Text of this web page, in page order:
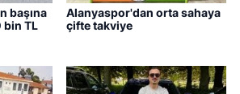
başına
bin TL
Alanyaspor'dan orta sahaya
çifte takviye